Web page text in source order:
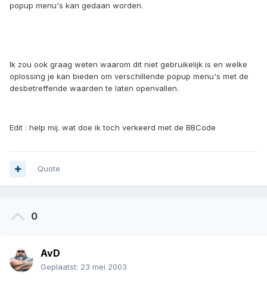
popup menu's kan gedaan worden.
Ik zou ook graag weten waarom dit niet gebruikelijk is en welke
oplossing je kan bieden om verschillende popup menu's met de
desbetreffende waarden te laten openvallen.
Edit : help mij. wat doe ik toch verkeerd met de BBCode
Quote
0
AvD
Geplaatst: 23 mei 2003